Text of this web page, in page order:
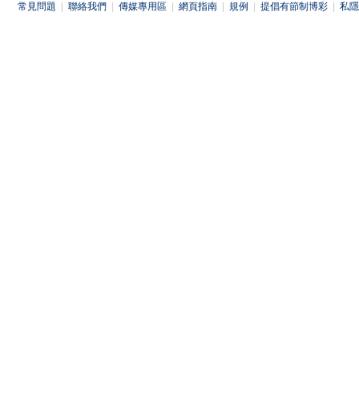
常見問題 聯絡我們 傳媒專用區 網頁指南 規例 提倡有節制博彩 私